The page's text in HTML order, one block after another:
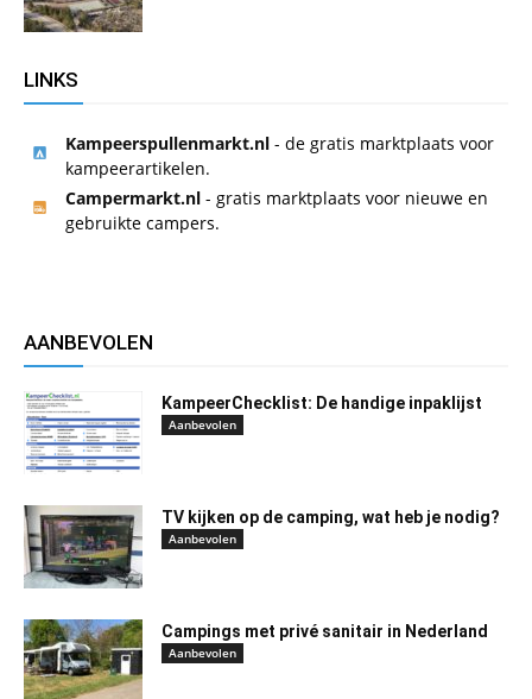
LINKS
Kampeerspullenmarkt.nl - de gratis marktplaats voor
kampeerartikelen.
Campermarkt.nl - gratis marktplaats voor nieuwe en
gebruikte campers.
AANBEVOLEN
KampeerChecklist: De handige inpaklijst
Aanbevolen
TV kijken op de camping, wat heb je nodig?
Aanbevolen
Campings met privé sanitair in Nederland
Aanbevolen